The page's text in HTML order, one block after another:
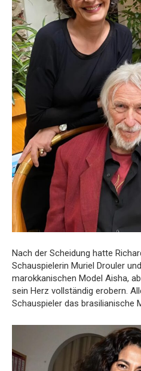
Nach der Scheidung hatte
Schauspielerin Muriel Drouler
marokkanischen Model Aisha,
sein Herz vollständig erobern.
Schauspieler das brasilianische